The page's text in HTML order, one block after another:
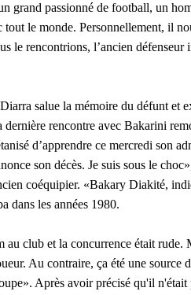
grand passionné de football, un
le monde. Personnellement, il
le rencontrions, l’ancien défenseur
salue la mémoire du défunt et
rencontre avec Bakarini
d’apprendre ce mercredi son
son décès. Je suis sous le
coéquipier. «Bakary Diakité,
dans les années 1980.
au club et la concurrence était rude.
Au contraire, ça été une source
Après avoir précisé qu'il n'était